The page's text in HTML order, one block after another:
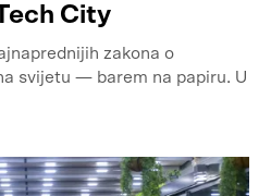
City
zakona o
svijetu — barem na papiru. U